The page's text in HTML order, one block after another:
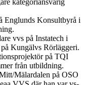
kategoriansvarig
Englunds Konsultbyrå i
vvs på Instatech i
Kungälvs Rörläggeri.
på TQI
från utbildning.
Mälardalen på OSO